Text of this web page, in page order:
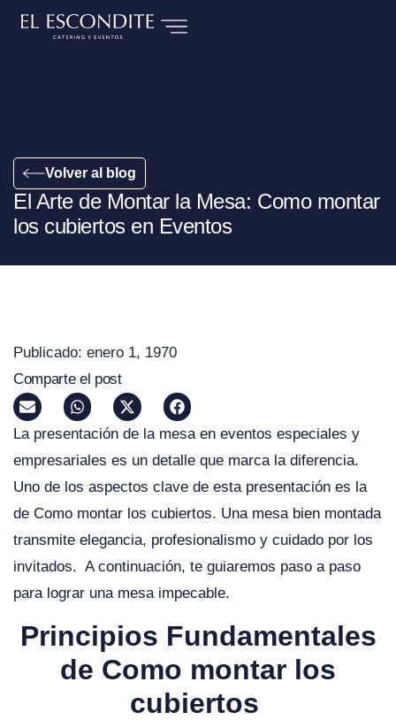
Volver al blog
El Arte de Montar la Mesa: Como montar
los cubiertos en Eventos
Publicado: enero 1, 1970
Comparte el post
La presentación de la mesa en eventos especiales y
empresariales es un detalle que marca la diferencia.
Uno de los aspectos clave de esta presentación es la
de Como montar los cubiertos. Una mesa bien montada
transmite elegancia, profesionalismo y cuidado por los
invitados. A continuación, te guiaremos paso a paso
para lograr una mesa impecable.
Principios Fundamentales
de Como montar los
cubiertos